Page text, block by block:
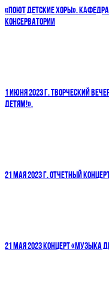
«ПОЮТ ДЕТСКИЕ ХОРЫ».
КОНСЕРВАТОРИИ
1 ИЮНЯ 2023 Г. ТВОРЧЕСКИЙ
ДЕТЯМ!».
21 МАЯ 2023 Г. ОТЧЕТНЫЙ
21 МАЯ 2023 КОНЦЕРТ «МУЗЫКА